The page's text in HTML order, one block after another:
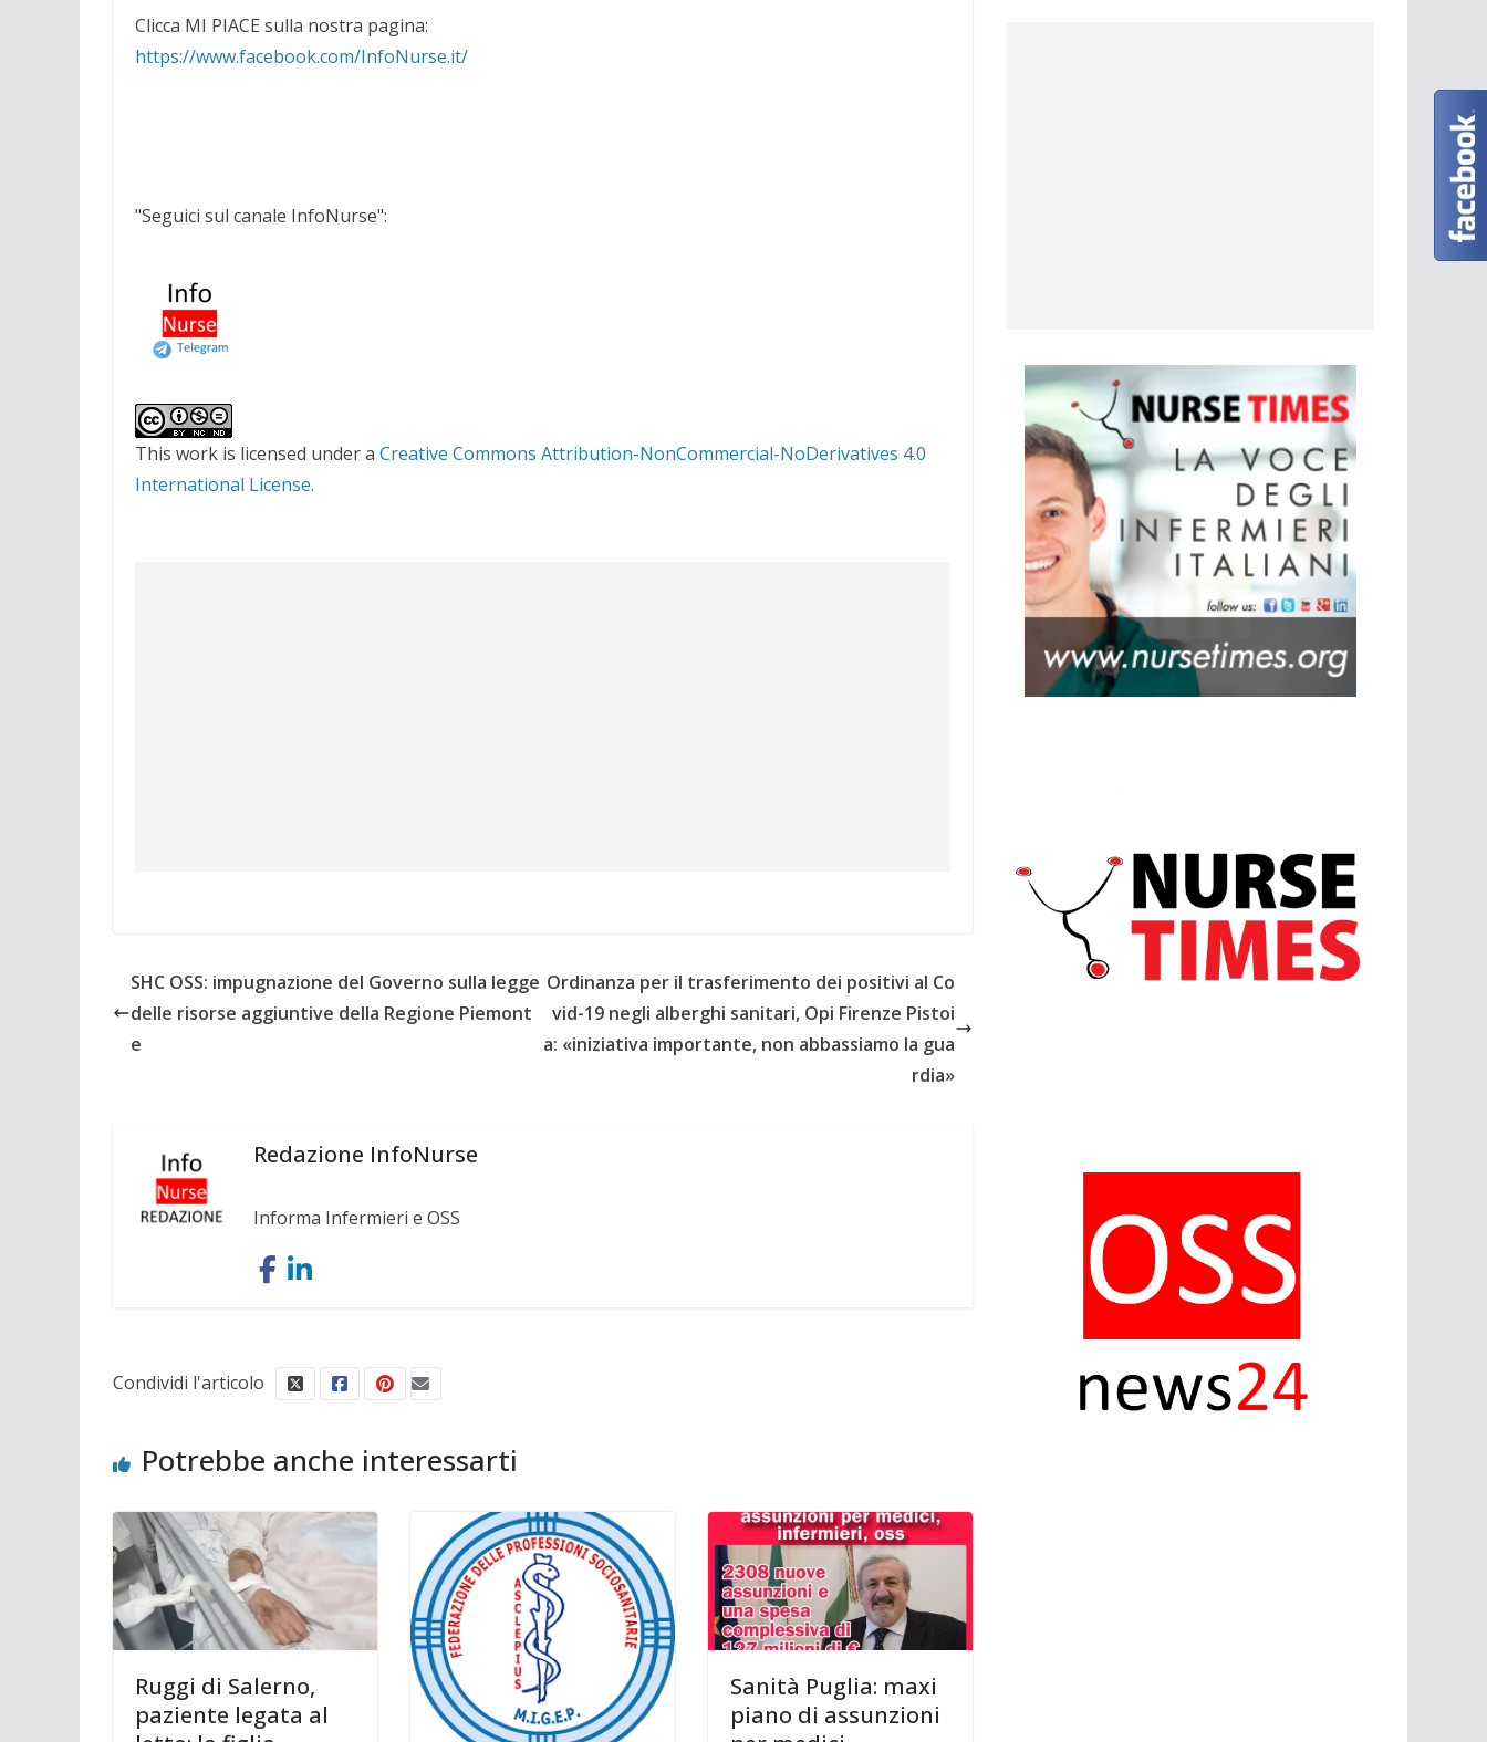
Clicca MI PIACE sulla nostra pagina:
https://www.facebook.com/InfoNurse.it/
"Seguici sul canale InfoNurse":
This work is licensed under a Creative Commons Attribution-NonCommercial-NoDerivatives 4.0
International License.
SHC OSS: impugnazione del Governo sulla legge
delle risorse aggiuntive della Regione Piemont
e
Ordinanza per il trasferimento dei positivi al Co
vid-19 negli alberghi sanitari, Opi Firenze Pistoi
a: «iniziativa importante, non abbassiamo la gua
rdia»
Redazione InfoNurse
Informa Infermieri e OSS
Condividi l'articolo
Potrebbe anche interessarti
Ruggi di Salerno,
paziente legata al
Sanità Puglia: maxi
piano di assunzioni